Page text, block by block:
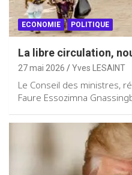
ECONOMIE POLITIQUE
La libre circulation,
27 mai 2026 Yves LESAINT
Le Conseil des ministres,
Faure Essozimna